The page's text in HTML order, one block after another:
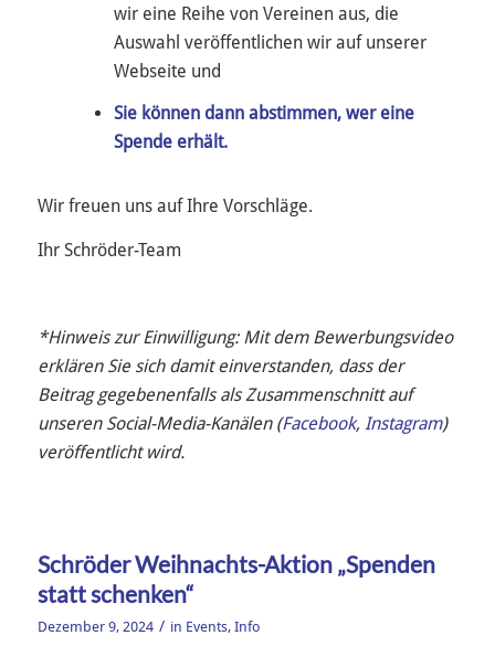
wir eine Reihe von Vereinen aus, die
Auswahl veröffentlichen wir auf unserer
Webseite und
Sie können dann abstimmen, wer eine
Spende erhält.
Wir freuen uns auf Ihre Vorschläge.
Ihr Schröder-Team
*Hinweis zur Einwilligung: Mit dem Bewerbungsvideo
erklären Sie sich damit einverstanden, dass der
Beitrag gegebenenfalls als Zusammenschnitt auf
unseren Social-Media-Kanälen (Facebook, Instagram)
veröffentlicht wird.
Schröder Weihnachts-Aktion „Spenden
statt schenken“
Dezember 9, 2024 / in Events, Info